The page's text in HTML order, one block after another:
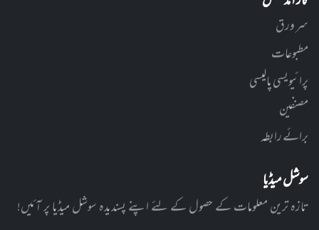
سر ورق
مطبوعات
پرائیویسی پالیسی
مصنفین
برائے رابطہ
سوشل میڈیا
تازہ ترین معلومات کے حصول کے لئے اپنے پسندیدہ سوشل میڈیا پر آئیں!